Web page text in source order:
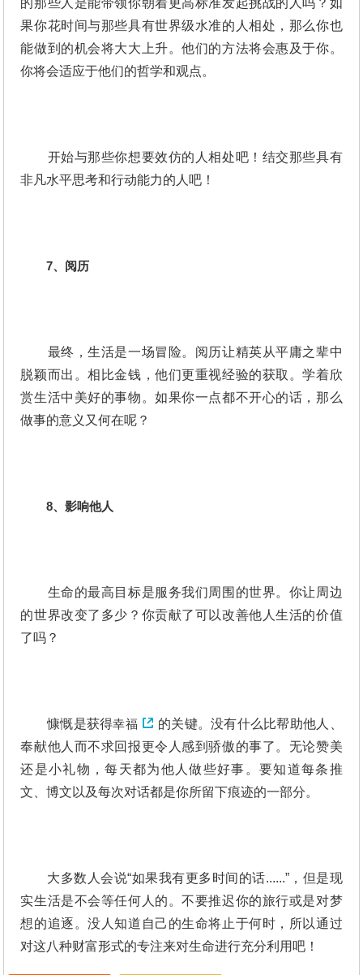
的那些人是能带领你朝着更高标准发起挑战的人吗？如
果你花时间与那些具有世界级水准的人相处，那么你也
能做到的机会将大大上升。他们的方法将会惠及于你。
你将会适应于他们的哲学和观点。
开始与那些你想要效仿的人相处吧！结交那些具有
非凡水平思考和行动能力的人吧！
7、阅历
最终，生活是一场冒险。阅历让精英从平庸之辈中
脱颖而出。相比金钱，他们更重视经验的获取。学着欣
赏生活中美好的事物。如果你一点都不开心的话，那么
做事的意义又何在呢？
8、影响他人
生命的最高目标是服务我们周围的世界。你让周边
的世界改变了多少？你贡献了可以改善他人生活的价值
了吗？
慷慨是获得幸福
的关键。没有什么比帮助他人、
奉献他人而不求回报更令人感到骄傲的事了。无论赞美
还是小礼物，每天都为他人做些好事。要知道每条推
文、博文以及每次对话都是你所留下痕迹的一部分。
大多数人会说“如果我有更多时间的话......”，但是现
实生活是不会等任何人的。不要推迟你的旅行或是对梦
想的追逐。没人知道自己的生命将止于何时，所以通过
对这八种财富形式的专注来对生命进行充分利用吧！